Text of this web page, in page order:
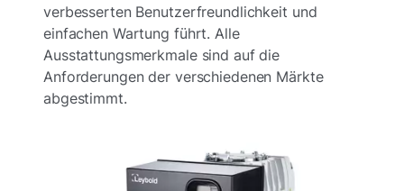
verbesserten Benutzerfreundlichkeit und
einfachen Wartung führt. Alle
Ausstattungsmerkmale sind auf die
Anforderungen der verschiedenen Märkte
abgestimmt.